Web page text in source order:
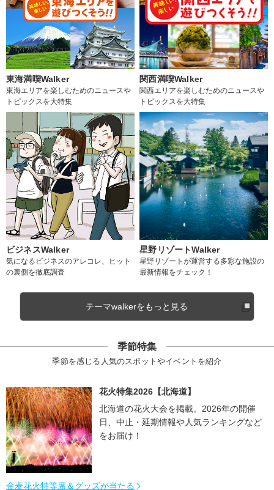
東海満喫Walker
東海エリアを楽しむためのニュースや
トピックスを大特集
関西満喫Walker
関西エリアを楽しむためのニュースや
トピックスを大特集
ビジネスWalker
気になるビジネスのアレコレ、ヒット
の裏側を徹底調査
星野リゾートWalker
星野リゾートが運営する多彩な施設の
最新情報をチェック！
テーマwalkerをもっと見る
季節特集
季節を感じる人気のスポットやイベントを紹介
花火特集2026【北海道】
北海道の花火大会を掲載。2026年の開催
日、中止・延期情報や人気ランキングなど
をお届け！
金麦花火特等席＆グッズが当たる